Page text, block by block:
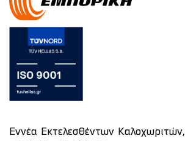
Εννέα Εκτελεσθέντων Καλοχωριτών,